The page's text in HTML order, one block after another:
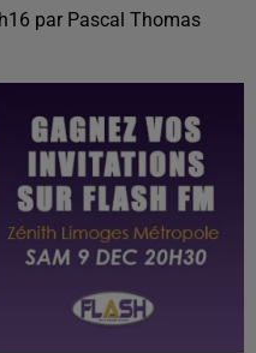
par Pascal Thomas